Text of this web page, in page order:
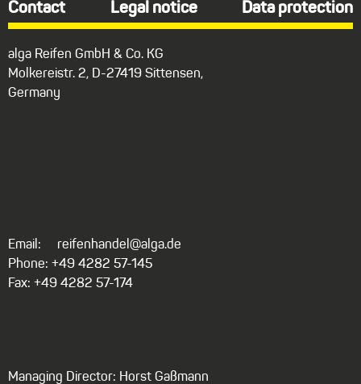
Contact Legal notice Data protection
alga Reifen GmbH & Co. KG
Molkereistr. 2, D-27419 Sittensen,
Germany
Email:
reifenhandel@alga.de
Phone: +49 4282 57-145
Fax: +49 4282 57-174
Managing Director: Horst Gaßmann